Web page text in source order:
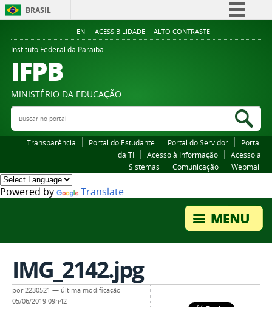
BRASIL
Simplifique!
Legislação
EN ACESSIBILIDADE ALTO CONTRASTE
Instituto Federal da Paraiba
IFPB
MINISTÉRIO DA EDUCAÇÃO
Buscar no portal
Transparência Portal do Estudante Portal do Servidor
Portal
da TI
Acesso à Informação
Acesso a
Sistemas
Comunicação Webmail
Powered by Translate
IMG_2142.jpg
por2230521 — última modificação
05/06/2019 09h42